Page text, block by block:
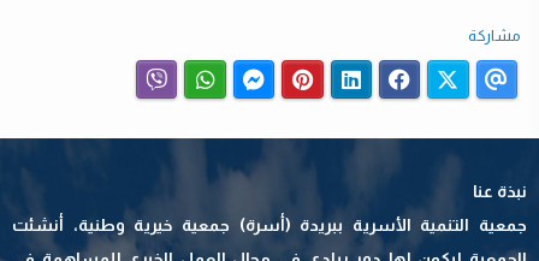
مشاركة
نبذة عنا
جمعية التنمية الأسرية ببريدة (أسرة) جمعية خيرية وطنية، أنشئت